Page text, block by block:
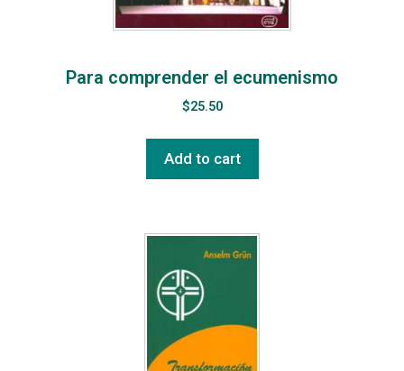
Para comprender el ecumenismo
$25.50
Add to cart